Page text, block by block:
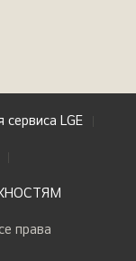
LGE
права